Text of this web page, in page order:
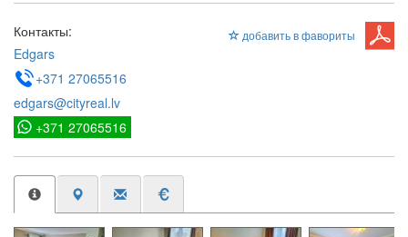
добавить в фавориты
Контакты:
Edgars
+371 27065516
edgars@cityreal.lv
+371 27065516